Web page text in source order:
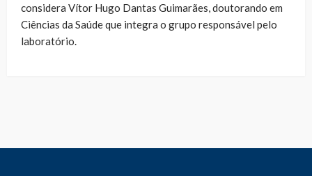
considera Vítor Hugo Dantas Guimarães, doutorando em
Ciências da Saúde que integra o grupo responsável pelo
laboratório.